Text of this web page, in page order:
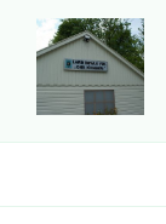
inhoud